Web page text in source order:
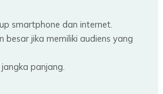
smartphone dan internet.
besar jika memiliki audiens yang
panjang.